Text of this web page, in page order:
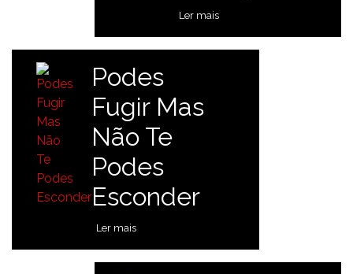
Ler mais
Podes
Fugir Mas
Não Te
Podes
Esconder
Ler mais